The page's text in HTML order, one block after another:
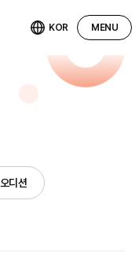
KOR MENU
오디션